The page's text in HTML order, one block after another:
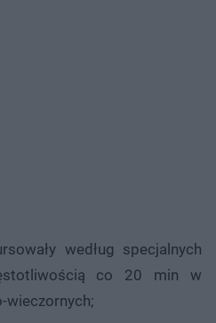
według specjalnych
co 20 min w
wieczornych;